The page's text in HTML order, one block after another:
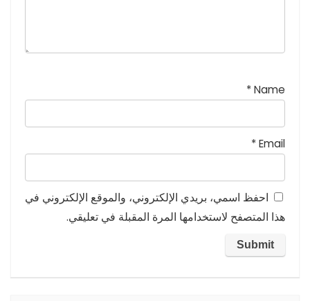
Name
*
Email
*
احفظ اسمي، بريدي الإلكتروني، والموقع الإلكتروني في
هذا المتصفح لاستخدامها المرة المقبلة في تعليقي.